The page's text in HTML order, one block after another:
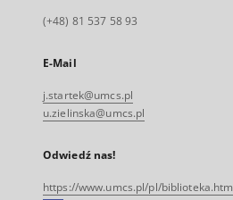
(+48) 81 537 58 93
E-Mail
j.startek@umcs.pl
u.zielinska@umcs.pl
Odwiedź nas!
https://www.umcs.pl/pl/biblioteka.htm